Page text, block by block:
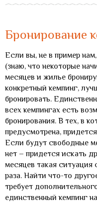
Бронирование
Если вы, не в пример
(знаю, что некоторые
месяцев и жилье
конкретный кемпинг,
бронировать.
всех кемпингах есть
бронирования. В тех, в
предусмотрена,
Если будут свободные
нет – придется искать
месяцев такая ситуация
раза. Найти что-то
требует
единственный кемпинг